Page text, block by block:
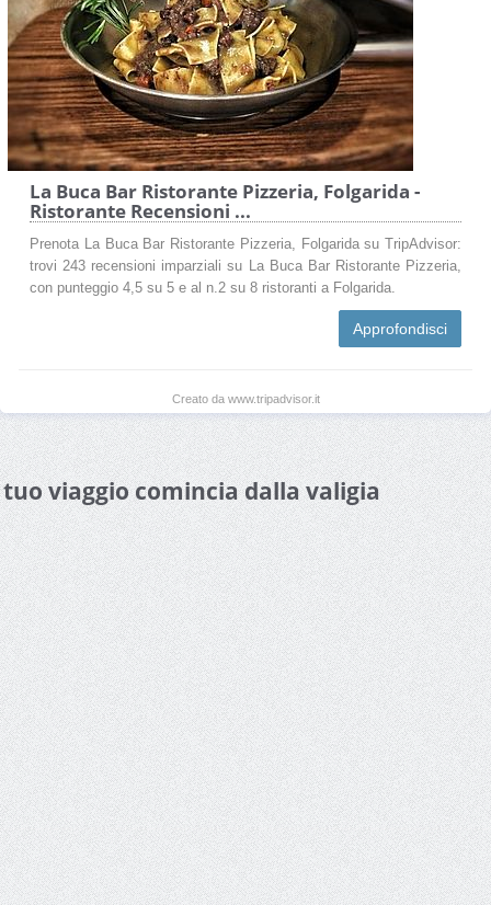
La Buca Bar Ristorante Pizzeria, Folgarida -
Ristorante Recensioni ...
Prenota La Buca Bar Ristorante Pizzeria, Folgarida su TripAdvisor:
trovi 243 recensioni imparziali su La Buca Bar Ristorante Pizzeria,
con punteggio 4,5 su 5 e al n.2 su 8 ristoranti a Folgarida.
Approfondisci
Creato da www.tripadvisor.it
viaggio comincia dalla valigia